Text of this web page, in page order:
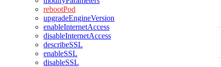
rebootPod
upgradeEngineVersion
enableInternetAccess
disableInternetAccess
describeSSL
enableSSL
disableSSL